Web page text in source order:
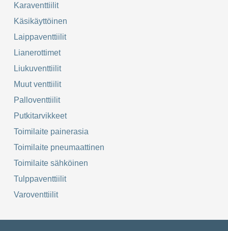
Karaventtiilit
Käsikäyttöinen
Laippaventtiilit
Lianerottimet
Liukuventtiilit
Muut venttiilit
Palloventtiilit
Putkitarvikkeet
Toimilaite painerasia
Toimilaite pneumaattinen
Toimilaite sähköinen
Tulppaventtiilit
Varoventtiilit